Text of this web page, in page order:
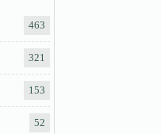
463
321
153
52